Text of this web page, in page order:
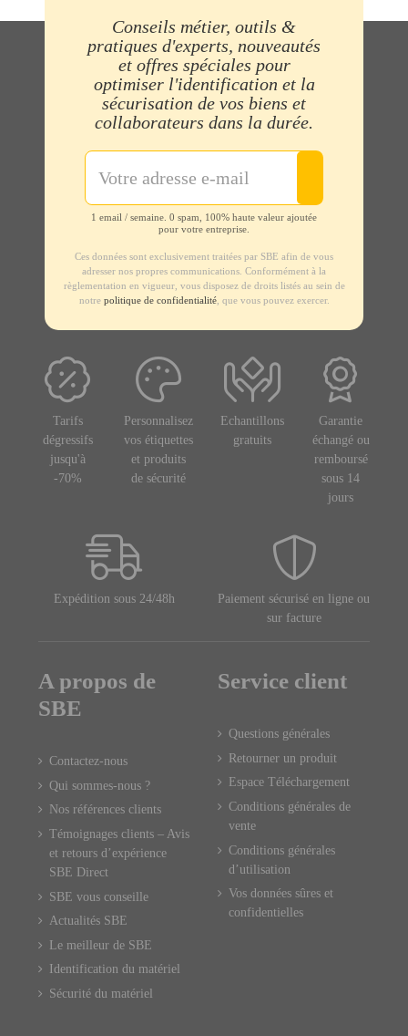
Conseils métier, outils &
pratiques d'experts, nouveautés
et offres spéciales pour
optimiser l'identification et la
sécurisation de vos biens et
collaborateurs dans la durée.
1 email / semaine. 0 spam, 100% haute valeur ajoutée
pour votre entreprise.
Ces données sont exclusivement traitées par SBE afin de vous
adresser nos propres communications. Conformément à la
règlementation en vigueur, vous disposez de droits listés au sein de
notre politique de confidentialité, que vous pouvez exercer.
Tarifs
dégressifs
jusqu'à
-70%
Personnalisez
vos étiquettes
et produits
de sécurité
Echantillons
gratuits
Garantie
échangé ou
remboursé
sous 14
jours
Expédition sous 24/48h
Paiement sécurisé en ligne ou
sur facture
A propos de
SBE
Contactez-nous
Qui sommes-nous ?
Nos références clients
Témoignages clients – Avis
et retours d’expérience
SBE Direct
SBE vous conseille
Actualités SBE
Le meilleur de SBE
Identification du matériel
Sécurité du matériel
Service client
Questions générales
Retourner un produit
Espace Téléchargement
Conditions générales de
vente
Conditions générales
d’utilisation
Vos données sûres et
confidentielles